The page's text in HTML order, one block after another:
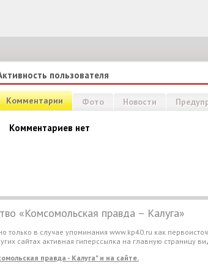
пользователя
Комментарии Фото Новости
Комментариев нет
«Комсомольская правда – Калуга»
только в случае упоминания www.kp40.ru как
сайтах активная гиперссылка на главную страницу
правда - Калуга" и на сайте.